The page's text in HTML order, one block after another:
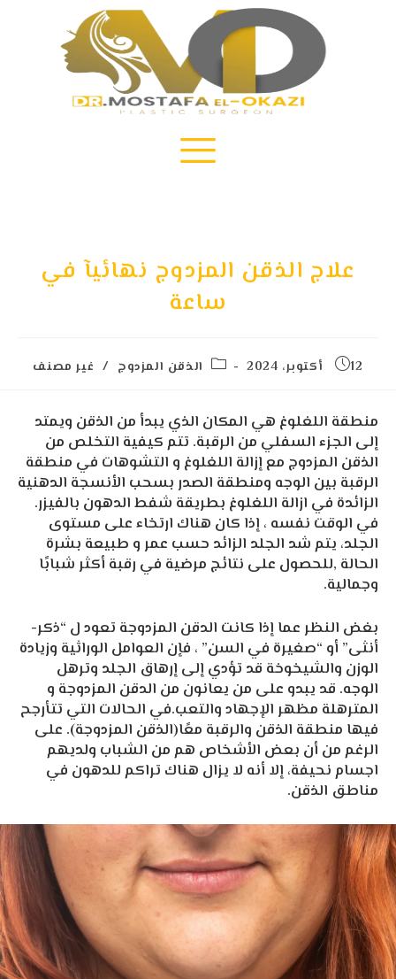
علاج الذقن المزدوج نهائيآ في
ساعة
12 أكتوبر، 2024 الذقن المزدوج / غير مصنف
منطقة اللغلوغ هي المكان الذي يبدأ من الذقن ويمتد
إلى الجزء السفلي من الرقبة. تتم كيفية التخلص من
الذقن المزدوج مع إزالة اللغلوغ و التشوهات في منطقة
الرقبة بين الوجه ومنطقة الصدر بسحب الأنسجة الدهنية
الزائدة في ازالة اللغلوغ بطريقة شفط الدهون بالفيزر.
في الوقت نفسه ، إذا كان هناك ارتخاء على مستوى
الجلد، يتم شد الجلد الزائد حسب عمر و طبيعة بشرة
الحالة ,للحصول على نتائج مرضية في رقبة أكثر شبابًا
وجمالية.
بغض النظر عما إذا كانت الدقن المزدوجة تعود ل “ذكر-
أنثى” أو “صغيرة في السن” ، فإن العوامل الوراثية وزيادة
الوزن والشيخوخة قد تؤدي إلى إرهاق الجلد وترهل
الوجه. قد يبدو على من يعانون من الدقن المزدوجة و
المترهلة مظهر الإجهاد والتعب.في الحالات التي تتأرجح
فيها منطقة الذقن والرقبة معًا(الذقن المزدوجة). على
الرغم من أن بعض الأشخاص هم من الشباب ولديهم
اجسام نحيفة، إلا أنه لا يزال هناك تراكم للدهون في
مناطق الذقن.